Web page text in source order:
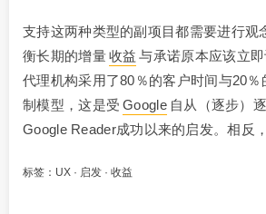
支持这两种类型的副项目都需要进行观
衡长期的增量收益 与承诺原本应该立
代理机构采用了80％的客户时间与20％
制模型，这是受 Google 自从（逐步）
Google Reader成功以来的启发。相反
标签： UX · 启发 · 收益